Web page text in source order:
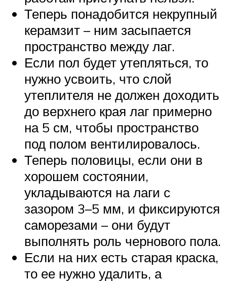
Теперь понадобится некрупный
керамзит – ним засыпается
пространство между лаг.
Если пол будет утепляться, то
нужно усвоить, что слой
утеплителя не должен доходить
до верхнего края лаг примерно
на 5 см, чтобы пространство
под полом вентилировалось.
Теперь половицы, если они в
хорошем состоянии,
укладываются на лаги с
зазором 3–5 мм, и фиксируются
саморезами – они будут
выполнять роль чернового пола.
Если на них есть старая краска,
то ее нужно удалить, а